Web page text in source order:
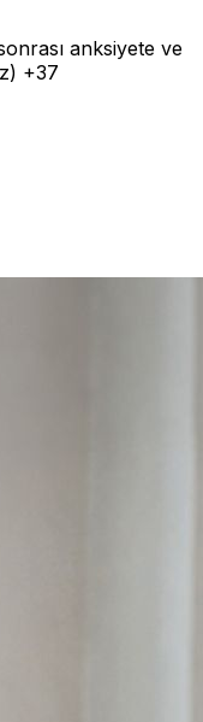
anksiyete ve
+37